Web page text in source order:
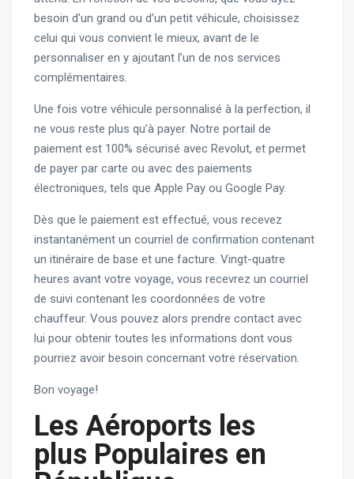
besoin d’un grand ou d’un petit véhicule, choisissez
celui qui vous convient le mieux, avant de le
personnaliser en y ajoutant l’un de nos services
complémentaires.
Une fois votre véhicule personnalisé à la perfection, il
ne vous reste plus qu’à payer. Notre portail de
paiement est 100% sécurisé avec Revolut, et permet
de payer par carte ou avec des paiements
électroniques, tels que Apple Pay ou Google Pay.
Dès que le paiement est effectué, vous recevez
instantanément un courriel de confirmation contenant
un itinéraire de base et une facture. Vingt-quatre
heures avant votre voyage, vous recevrez un courriel
de suivi contenant les coordonnées de votre
chauffeur. Vous pouvez alors prendre contact avec
lui pour obtenir toutes les informations dont vous
pourriez avoir besoin concernant votre réservation.
Bon voyage!
Les Aéroports les
plus Populaires en